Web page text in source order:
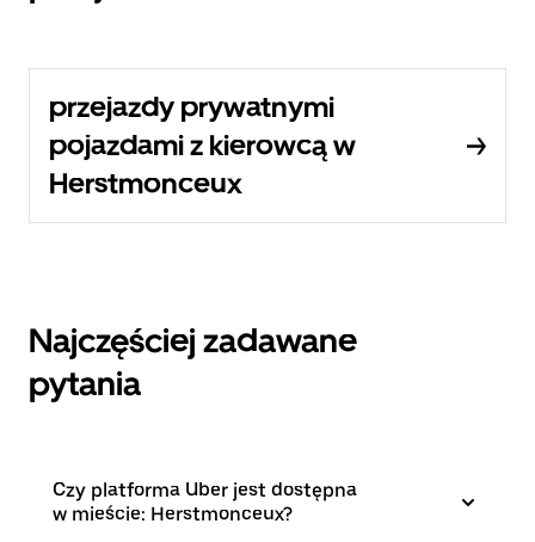
przejazdy prywatnymi
pojazdami z kierowcą w
Herstmonceux
Najczęściej zadawane
pytania
Czy platforma Uber jest dostępna
w mieście: Herstmonceux?